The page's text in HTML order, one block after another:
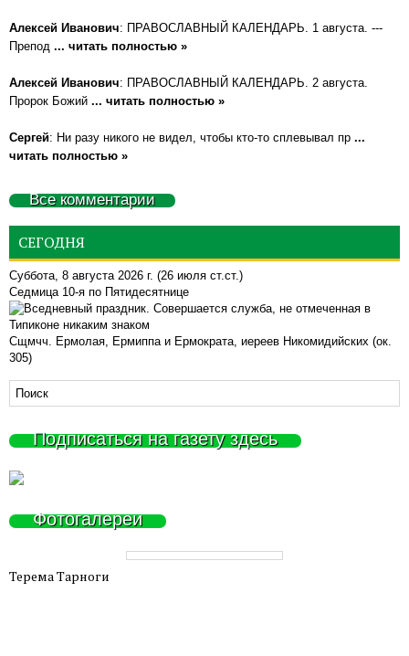
Алексей Иванович: ПРАВОСЛАВНЫЙ КАЛЕНДАРЬ. 1 августа. ---
Препод ... читать полностью »
Алексей Иванович: ПРАВОСЛАВНЫЙ КАЛЕНДАРЬ. 2 августа.
Пророк Божий ... читать полностью »
Сергей: Ни разу никого не видел, чтобы кто-то сплевывал пр ...
читать полностью »
Все комментарии
СЕГОДНЯ
Суббота, 8 августа 2026 г. (26 июля ст.ст.)
Седмица 10-я по Пятидесятнице
Сщмчч. Ермолая, Ермиппа и Ермократа, иереев Никомидийских (ок.
305)
Подписаться на газету здесь
Фотогалереи
Терема Тарноги